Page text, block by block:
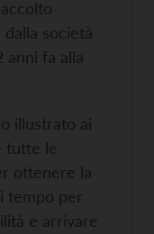
società
fa alla
illustrato ai
tutte le
ottenere la
tempo per
e arrivare